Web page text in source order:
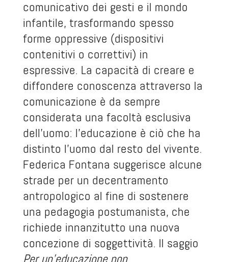
comunicativo dei gesti e il mondo
infantile, trasformando spesso
forme oppressive (dispositivi
contenitivi o correttivi) in
espressive. La capacità di creare e
diffondere conoscenza attraverso la
comunicazione è da sempre
considerata una facoltà esclusiva
dell’uomo: l’educazione è ciò che ha
distinto l’uomo dal resto del vivente.
Federica Fontana suggerisce alcune
strade per un decentramento
antropologico al fine di sostenere
una pedagogia postumanista, che
richiede innanzitutto una nuova
concezione di soggettività. Il saggio
Per un’educazione non